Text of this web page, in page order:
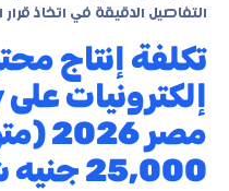
التفاصيل الدقيقة في اتخاذ قرار
تكلفة إنتاج
25,000 جنيه شهريًا)